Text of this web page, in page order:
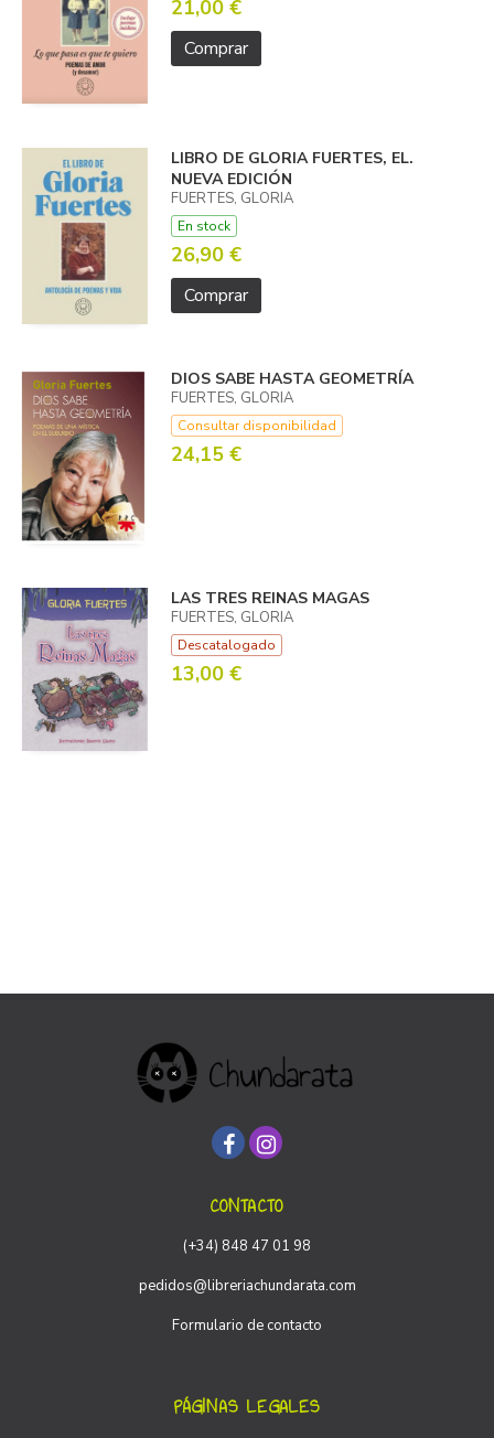
21,00 €
Comprar
LIBRO DE GLORIA FUERTES, EL.
NUEVA EDICIÓN
FUERTES, GLORIA
En stock
26,90 €
Comprar
DIOS SABE HASTA GEOMETRÍA
FUERTES, GLORIA
Consultar disponibilidad
24,15 €
LAS TRES REINAS MAGAS
FUERTES, GLORIA
Descatalogado
13,00 €
CONTACTO
(+34) 848 47 01 98
pedidos@libreriachundarata.com
Formulario de contacto
PÁGINAS LEGALES